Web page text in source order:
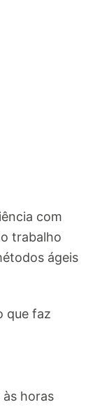
com
trabalho
ágeis
que faz
horas